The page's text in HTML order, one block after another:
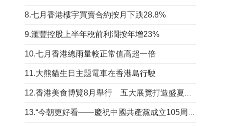
8.七月香港樓宇買賣合約按月下跌28.8%
9.滙豐控股上半年稅前利潤按年增23%
10.七月香港總雨量較正常值高超一倍
11.大熊貓生日主題電車在香港島行駛